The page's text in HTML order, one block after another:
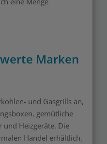
Marken
und Gasgrills an,
gemütliche
und Heizgeräte. Die
Handel erhältlich,